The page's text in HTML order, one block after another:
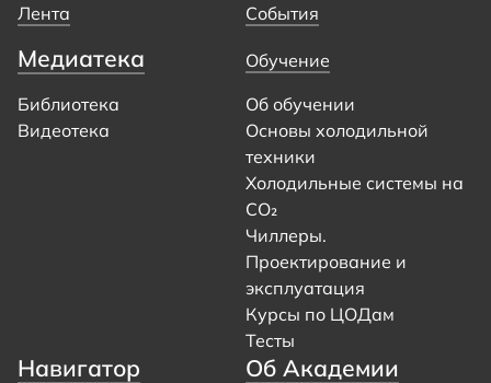
Лента События
Медиатека
Библиотека
Видеотека
Обучение
Об обучении
Основы холодильной
техники
Холодильные системы на
CO₂
Чиллеры.
Проектирование и
эксплуатация
Курсы по ЦОДам
Тесты
Навигатор Об Академии